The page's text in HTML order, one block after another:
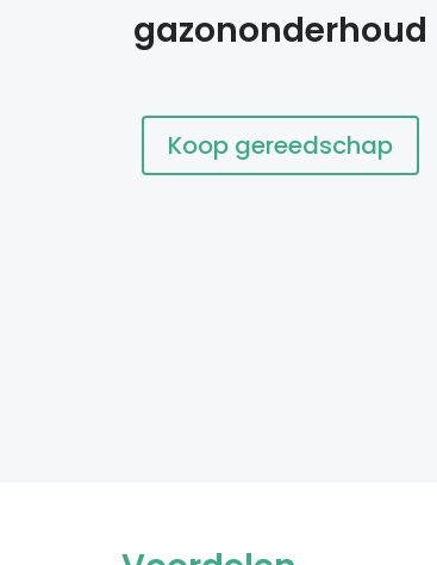
gazononderhoud
Koop gereedschap